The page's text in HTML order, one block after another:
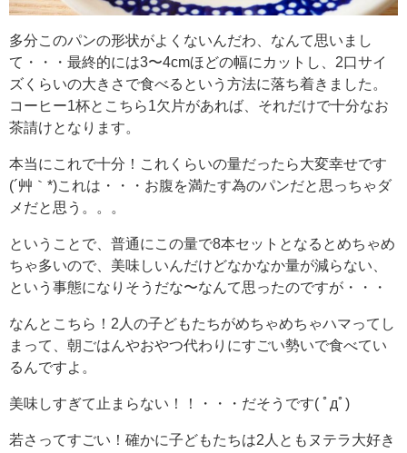
多分このパンの形状がよくないんだわ、なんて思いまし
て・・・最終的には3〜4cmほどの幅にカットし、2口サイ
ズくらいの大きさで食べるという方法に落ち着きました。
コーヒー1杯とこちら1欠片があれば、それだけで十分なお
茶請けとなります。
本当にこれで十分！これくらいの量だったら大変幸せです
(´艸｀*)これは・・・お腹を満たす為のパンだと思っちゃダ
メだと思う。。。
ということで、普通にこの量で8本セットとなるとめちゃめ
ちゃ多いので、美味しいんだけどなかなか量が減らない、
という事態になりそうだな〜なんて思ったのですが・・・
なんとこちら！2人の子どもたちがめちゃめちゃハマってし
まって、朝ごはんやおやつ代わりにすごい勢いで食べてい
るんですよ。
美味しすぎて止まらない！！・・・だそうです( ﾟдﾟ)
若さってすごい！確かに子どもたちは2人ともヌテラ大好き